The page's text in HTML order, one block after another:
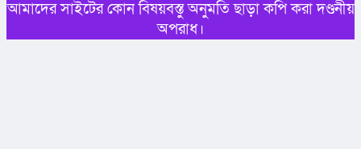
আমাদের সাইটের কোন বিষয়বস্তু অনুমতি ছাড়া কপি করা দণ্ডনীয়
অপরাধ।